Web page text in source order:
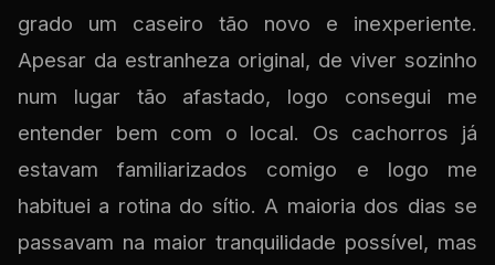
grado um caseiro tão novo e inexperiente.
Apesar da estranheza original, de viver sozinho
num lugar tão afastado, logo consegui me
entender bem com o local. Os cachorros já
estavam familiarizados comigo e logo me
habituei a rotina do sítio. A maioria dos dias se
passavam na maior tranquilidade possível, mas